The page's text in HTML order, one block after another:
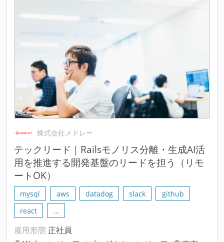
株式会社メドレー
テックリード｜Railsモノリス分離・生成AI活
用を推進する開発基盤のリードを担う（リモ
ートOK）
mysql aws datadog slack
github
react
…
雇用形態 正社員